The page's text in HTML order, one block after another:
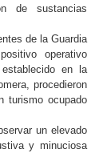
de sustancias
de la Guardia
operativo
en la
procedieron
turismo ocupado
un elevado
y minuciosa